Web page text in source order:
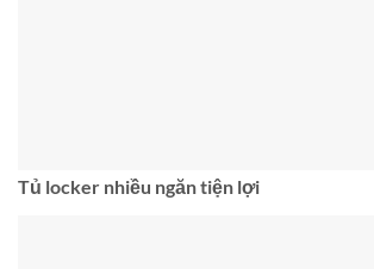
Tủ locker nhiều ngăn tiện lợi